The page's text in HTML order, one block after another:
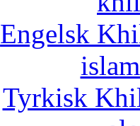
Engelsk
Tyrkisk